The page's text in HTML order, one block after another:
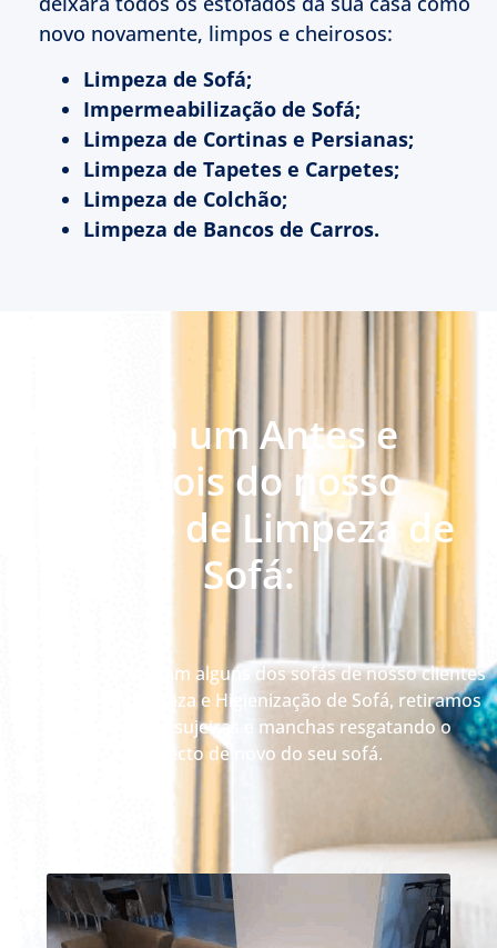
novo novamente, limpos e cheirosos:
Limpeza de Sofá;
Impermeabilização de Sofá;
Limpeza de Cortinas e Persianas;
Limpeza de Tapetes e Carpetes;
Limpeza de Colchão;
Limpeza de Bancos de Carros.
Veja um Antes e
Depois do nosso
serviço de Limpeza de
Sofá:
Veja como ficaram alguns dos sofás de nosso clientes
depois da Limpeza e Higienização de Sofá, retiramos
até 99% das sujeiras e manchas resgatando o
aspecto de novo do seu sofá.